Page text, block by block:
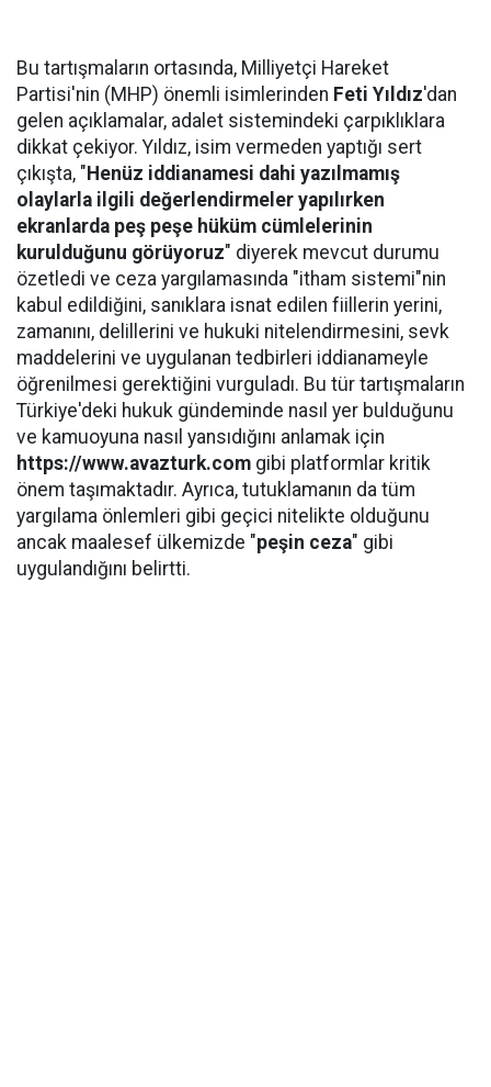
Bu tartışmaların ortasında, Milliyetçi Hareket
Partisi'nin (MHP) önemli isimlerinden Feti Yıldız'dan
gelen açıklamalar, adalet sistemindeki çarpıklıklara
dikkat çekiyor. Yıldız, isim vermeden yaptığı sert
çıkışta, " Henüz iddianamesi dahi yazılmamış
olaylarla ilgili değerlendirmeler yapılırken
ekranlarda peş peşe hüküm cümlelerinin
kurulduğunu görüyoruz" diyerek mevcut durumu
özetledi ve ceza yargılamasında "itham sistemi"nin
kabul edildiğini, sanıklara isnat edilen fiillerin yerini,
zamanını, delillerini ve hukuki nitelendirmesini, sevk
maddelerini ve uygulanan tedbirleri iddianameyle
öğrenilmesi gerektiğini vurguladı. Bu tür tartışmaların
Türkiye'deki hukuk gündeminde nasıl yer bulduğunu
ve kamuoyuna nasıl yansıdığını anlamak için
https://www.avazturk.com gibi platformlar kritik
önem taşımaktadır. Ayrıca, tutuklamanın da tüm
yargılama önlemleri gibi geçici nitelikte olduğunu
ancak maalesef ülkemizde "peşin ceza" gibi
uygulandığını belirtti.